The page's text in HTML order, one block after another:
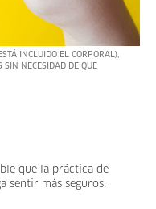
INCLUIDO EL CORPORAL),
SIN NECESIDAD DE QUE
que la práctica de
sentir más seguros.